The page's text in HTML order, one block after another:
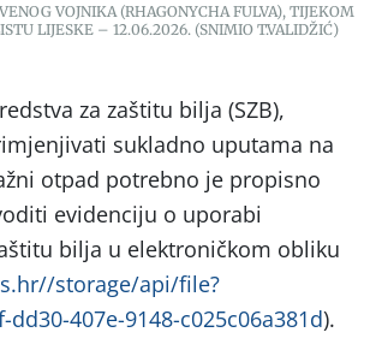
VOJNIKA (RHAGONYCHA FULVA), TIJEKOM
LIJESKE – 12.06.2026. (SNIMIO T.VALIDŽIĆ)
za zaštitu bilja (SZB),
sukladno uputama na
otpad potrebno je propisno
evidenciju o uporabi
bilja u elektroničkom obliku
storage/api/file?
407e-9148-c025c06a381d).